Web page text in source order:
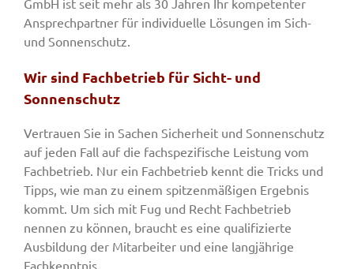
Ansprechpartner für individuelle Lösungen im Sich-
und Sonnenschutz.
Wir sind Fachbetrieb für Sicht- und
Sonnenschutz
Vertrauen Sie in Sachen Sicherheit und Sonnenschutz
auf jeden Fall auf die fachspezifische Leistung vom
Fachbetrieb. Nur ein Fachbetrieb kennt die Tricks und
Tipps, wie man zu einem spitzenmäßigen Ergebnis
kommt. Um sich mit Fug und Recht Fachbetrieb
nennen zu können, braucht es eine qualifizierte
Ausbildung der Mitarbeiter und eine langjährige
Fachkenntnis.